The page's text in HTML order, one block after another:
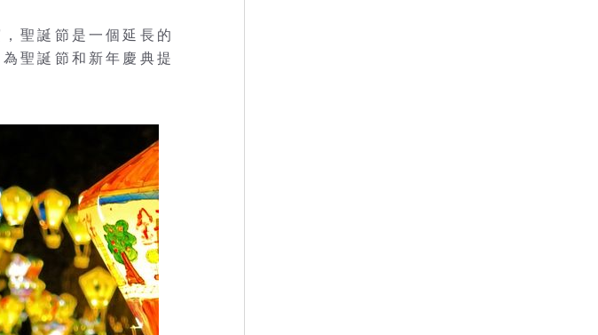
聖誕節是一個延長的
聖誕節和新年慶典提